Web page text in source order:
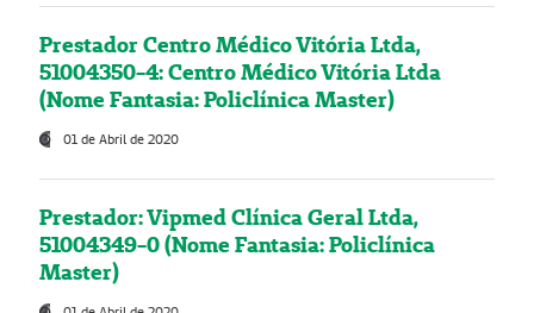
Prestador Centro Médico Vitória Ltda,
51004350-4: Centro Médico Vitória Ltda
(Nome Fantasia: Policlínica Master)
01 de Abril de 2020
Prestador: Vipmed Clínica Geral Ltda,
51004349-0 (Nome Fantasia: Policlínica
Master)